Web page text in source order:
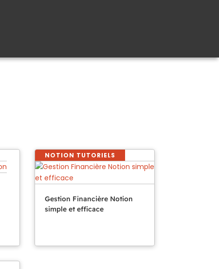
Gestion Financière Notion
simple et efficace
NOTION TUTORIELS